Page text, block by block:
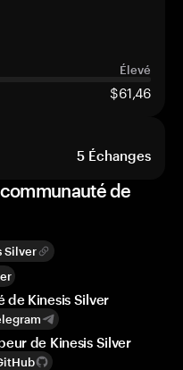
Élevé
$61,46
5 Échanges
de
Silver
de Kinesis Silver
de Kinesis Silver